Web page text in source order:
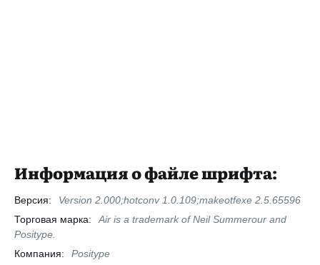
Информация о файле шрифта:
Версия:
Version 2.000;hotconv 1.0.109;makeotfexe 2.5.65596
Торговая марка:
Air is a trademark of Neil Summerour and
Positype.
Компания:
Positype